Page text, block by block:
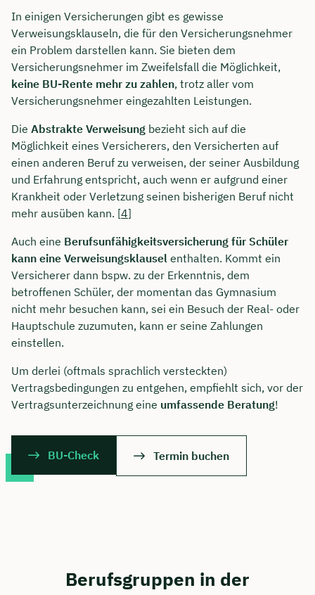
In einigen Versicherungen gibt es gewisse
Verweisungsklauseln, die für den Versicherungsnehmer
ein Problem darstellen kann. Sie bieten dem
Versicherungsnehmer im Zweifelsfall die Möglichkeit,
keine BU-Rente mehr zu zahlen, trotz aller vom
Versicherungsnehmer eingezahlten Leistungen.
Die Abstrakte Verweisung bezieht sich auf die
Möglichkeit eines Versicherers, den Versicherten auf
einen anderen Beruf zu verweisen, der seiner Ausbildung
und Erfahrung entspricht, auch wenn er aufgrund einer
Krankheit oder Verletzung seinen bisherigen Beruf nicht
mehr ausüben kann. [4]
Auch eine Berufsunfähigkeitsversicherung für Schüler
kann eine Verweisungsklausel enthalten. Kommt ein
Versicherer dann bspw. zu der Erkenntnis, dem
betroffenen Schüler, der momentan das Gymnasium
nicht mehr besuchen kann, sei ein Besuch der Real- oder
Hauptschule zuzumuten, kann er seine Zahlungen
einstellen.
Um derlei (oftmals sprachlich versteckten)
Vertragsbedingungen zu entgehen, empfiehlt sich, vor der
Vertragsunterzeichnung eine umfassende Beratung!
BU-Check Termin buchen
Berufsgruppen in der